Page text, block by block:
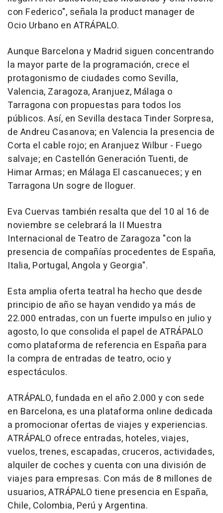
con Federico", señala la product manager de
Ocio Urbano en ATRÁPALO.
Aunque Barcelona y Madrid siguen concentrando
la mayor parte de la programación, crece el
protagonismo de ciudades como Sevilla,
Valencia, Zaragoza, Aranjuez, Málaga o
Tarragona con propuestas para todos los
públicos. Así, en Sevilla destaca Tinder Sorpresa,
de Andreu Casanova; en Valencia la presencia de
Corta el cable rojo; en Aranjuez Wilbur - Fuego
salvaje; en Castellón Generación Tuenti, de
Himar Armas; en Málaga El cascanueces; y en
Tarragona Un sogre de lloguer.
Eva Cuervas también resalta que del 10 al 16 de
noviembre se celebrará la II Muestra
Internacional de Teatro de Zaragoza "con la
presencia de compañías procedentes de España,
Italia, Portugal, Angola y Georgia".
Esta amplia oferta teatral ha hecho que desde
principio de año se hayan vendido ya más de
22.000 entradas, con un fuerte impulso en julio y
agosto, lo que consolida el papel de ATRÁPALO
como plataforma de referencia en España para
la compra de entradas de teatro, ocio y
espectáculos.
ATRÁPALO, fundada en el año 2.000 y con sede
en Barcelona, es una plataforma online dedicada
a promocionar ofertas de viajes y experiencias.
ATRÁPALO ofrece entradas, hoteles, viajes,
vuelos, trenes, escapadas, cruceros, actividades,
alquiler de coches y cuenta con una división de
viajes para empresas. Con más de 8 millones de
usuarios, ATRÁPALO tiene presencia en España,
Chile, Colombia, Perú y Argentina.